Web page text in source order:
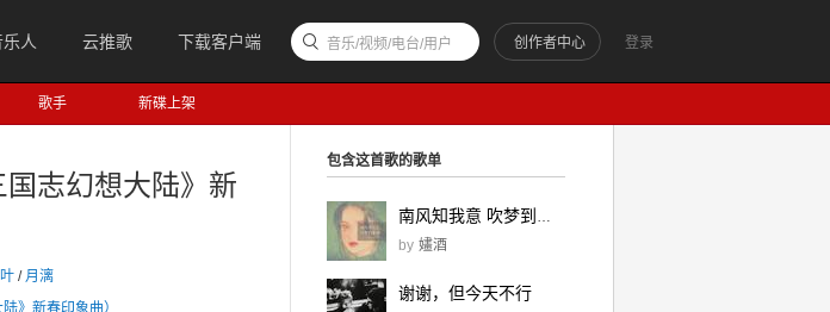
人 云推歌 下载客户端 登录
创作者中心
音乐/视频/电台/用户
歌手 新碟上架